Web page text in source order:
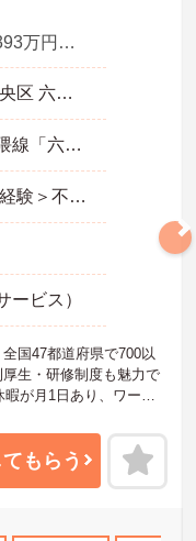
年収 258万円～393万円程度
福岡県 福岡市中央区 六本松4-5-24
福岡市地下鉄七隈線「六本松駅」徒歩5分
＜資格＞不問 ＜経験＞不問 ※無資格者:入社半年以内に会社負担で認知症介護基礎研修受講
ービス）
国47都道府県で700以
生・研修制度も魅力で
が月1日あり、ワーク
お話しいたしますので
もらう